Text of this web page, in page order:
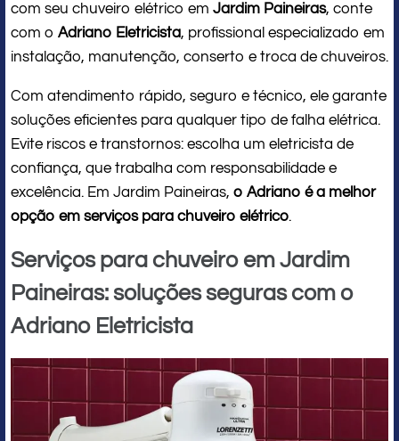
com seu chuveiro elétrico em Jardim Paineiras, conte
com o Adriano Eletricista, profissional especializado em
instalação, manutenção, conserto e troca de chuveiros.
Com atendimento rápido, seguro e técnico, ele garante
soluções eficientes para qualquer tipo de falha elétrica.
Evite riscos e transtornos: escolha um eletricista de
confiança, que trabalha com responsabilidade e
excelência. Em Jardim Paineiras, o Adriano é a melhor
opção em serviços para chuveiro elétrico.
Serviços para chuveiro em Jardim
Paineiras: soluções seguras com o
Adriano Eletricista